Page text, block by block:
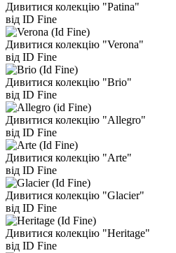
Дивитися колекцію "Patina"
від ID Fine
Дивитися колекцію "Verona"
від ID Fine
Дивитися колекцію "Brio"
від ID Fine
Дивитися колекцію "Allegro"
від ID Fine
Дивитися колекцію "Arte"
від ID Fine
Дивитися колекцію "Glacier"
від ID Fine
Дивитися колекцію "Heritage"
від ID Fine